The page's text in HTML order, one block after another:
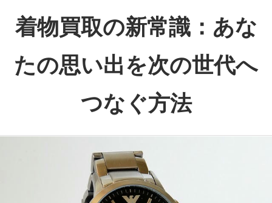
着物買取の新常識：あな
たの思い出を次の世代へ
つなぐ方法